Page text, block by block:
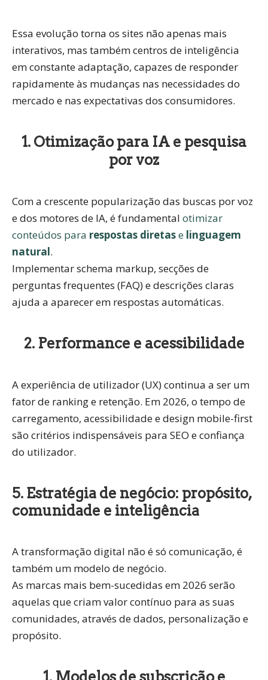
Essa evolução torna os sites não apenas mais
interativos, mas também centros de inteligência
em constante adaptação, capazes de responder
rapidamente às mudanças nas necessidades do
mercado e nas expectativas dos consumidores.
1. Otimização para IA e pesquisa
por voz
Com a crescente popularização das buscas por voz
e dos motores de IA, é fundamental otimizar
conteúdos para respostas diretase linguagem
natural.
Implementarschema markup, secções de
perguntas frequentes (FAQ) e descrições claras
ajuda a aparecer em respostas automáticas.
2. Performance e acessibilidade
A experiência de utilizador (UX) continua a ser um
fator de ranking e retenção. Em 2026, o tempo de
carregamento, acessibilidade e design mobile-first
são critérios indispensáveis para SEO e confiança
do utilizador.
5. Estratégia de negócio: propósito,
comunidade e inteligência
A transformação digital não é só comunicação, é
também um modelo de negócio.
As marcas mais bem-sucedidas em 2026 serão
aquelas quecriam valor contínuo para as suas
comunidades, através de dados, personalização e
propósito.
1. Modelos de subscrição e